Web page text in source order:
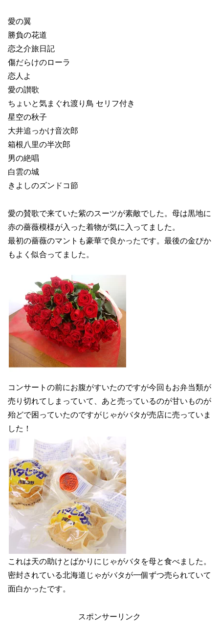
愛の翼
勝負の花道
恋之介旅日記
傷だらけのローラ
恋人よ
愛の讃歌
ちょいと気まぐれ渡り鳥 セリフ付き
星空の秋子
大井追っかけ音次郎
箱根八里の半次郎
男の絶唱
白雲の城
きよしのズンドコ節
愛の賛歌で来ていた紫のスーツが素敵でした。母は黒地に
赤の薔薇模様が入った着物が気に入ってました。
最初の薔薇のマントも豪華で良かったです。最後の金ぴか
もよく似合ってました。
コンサートの前にお腹がすいたのですが今回もお弁当類が
売り切れてしまっていて、あと売っているのが甘いものが
殆どで困っていたのですがじゃがバタが売店に売っていま
した！
これは天の助けとばかりにじゃがバタを母と食べました。
密封されている北海道じゃがバタが一個ずつ売られていて
面白かったです。
スポンサーリンク